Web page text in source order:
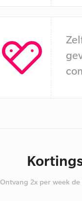
Ontvang 2x per week